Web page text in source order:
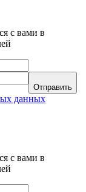
с вами в
Отправить
данных
с вами в